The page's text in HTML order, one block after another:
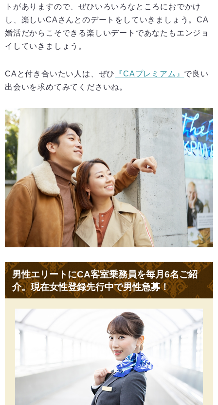
トがありますので、ぜひいろいろなところにおでかけ
し、楽しいCAさんとのデートをしていきましょう。CA
婚活だからこそできる楽しいデートであなたもエンジョ
イしていきましょう。
CAと付き合いたい人は、ぜひ 『CAプレミアム』 で良い
出会いを求めてみてくださいね。
男性エリートにCA客室乗務員を毎月6名ご紹
介。現在女性登録先行中で男性急募！